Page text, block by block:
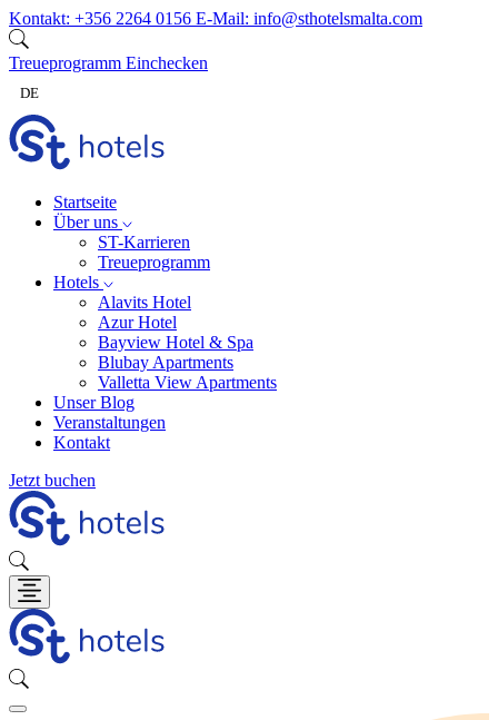
Zum Inhalt springen
Kontakt: +356 2264 0156 E-Mail: info@sthotelsmalta.com
Treueprogramm Einchecken
DE
Startseite
Über uns
ST-Karrieren
Treueprogramm
Hotels
Alavits Hotel
Azur Hotel
Bayview Hotel & Spa
Blubay Apartments
Valletta View Apartments
Unser Blog
Veranstaltungen
Kontakt
Jetzt buchen